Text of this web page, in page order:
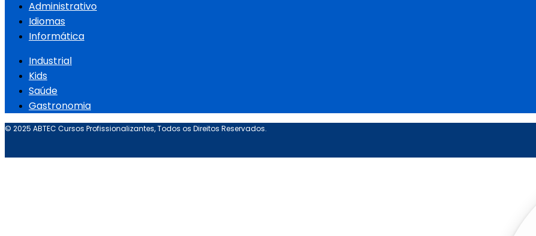
Administrativo
Idiomas
Informática
Industrial
Kids
Saúde
Gastronomia
© 2025 ABTEC Cursos Profissionalizantes, Todos os Direitos Reservados.